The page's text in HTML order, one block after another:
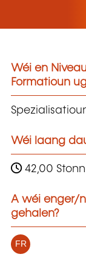
Wéi en
Formatioun
Wéi laang
42,00
A wéi enger/
gehalen?
FR